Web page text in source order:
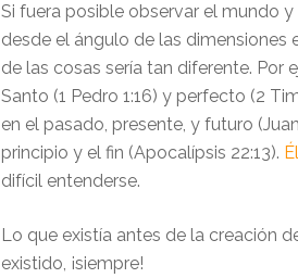
Si fuera posible observar el mundo
desde el ángulo de las
de las cosas sería tan diferente. Por
Santo (1 Pedro 1:16) y perfecto (2
en el pasado, presente, y futuro
principio y el fin (Apocalípsis 22:13). Él
difícil entenderse.
Lo que existía antes de la creación
existido, ¡siempre!